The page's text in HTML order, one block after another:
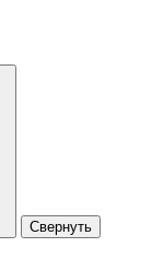
Свернуть